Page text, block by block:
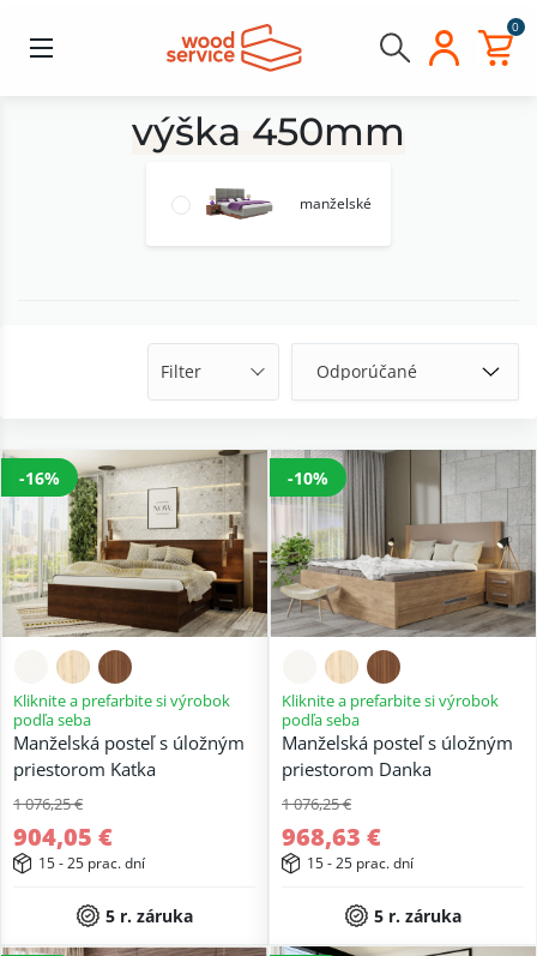
0
výška 450mm
manželské
Filter
-16%
Kliknite a prefarbite si výrobok
podľa seba
Manželská posteľ s úložným
priestorom Katka
1 076,25 €
904,05 €
15 - 25 prac. dní
5 r. záruka
-10%
Kliknite a prefarbite si výrobok
podľa seba
Manželská posteľ s úložným
priestorom Danka
1 076,25 €
968,63 €
15 - 25 prac. dní
5 r. záruka